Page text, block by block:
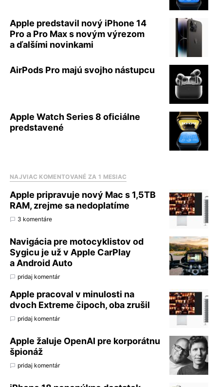
Apple predstavil nový iPhone 14
Pro a Pro Max s novým výrezom
a ďalšími novinkami
AirPods Pro majú svojho nástupcu
Apple Watch Series 8 oficiálne
predstavené
NAJVIAC KOMENTOVANÉ ZA 1 MESIAC
Apple pripravuje nový Mac s 1,5TB
RAM, zrejme sa nedoplatíme
3 komentáre
Navigácia pre motocyklistov od
Sygicu je už v Apple CarPlay
a Android Auto
pridaj komentár
Apple pracoval v minulosti na
dvoch Extreme čipoch, oba zrušil
pridaj komentár
Apple žaluje OpenAI pre korporátnu
špionáž
pridaj komentár